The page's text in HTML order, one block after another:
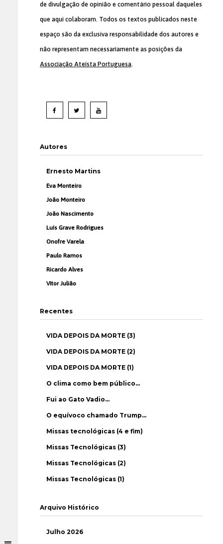
de divulgação de opinião e comentário pessoal daqueles
que aqui colaboram. Todos os textos publicados neste
espaço são da exclusiva responsabilidade dos autores e
não representam necessariamente as posições da
Associação Ateísta Portuguesa.
Autores
Ernesto Martins
Eva Monteiro
João Monteiro
João Nascimento
Luís Grave Rodrigues
Onofre Varela
Paulo Ramos
Ricardo Alves
Vítor Julião
Recentes
VIDA DEPOIS DA MORTE (3)
VIDA DEPOIS DA MORTE (2)
VIDA DEPOIS DA MORTE (1)
O clima como bem público…
Fui ao Gato Vadio…
O equívoco chamado Trump…
Missas tecnológicas (4 e fim)
Missas Tecnológicas (3)
Missas Tecnológicas (2)
Missas Tecnológicas (1)
Arquivo Histórico
Julho 2026